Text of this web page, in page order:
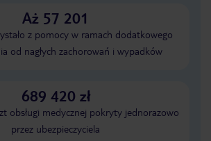
Aż 57 201
z pomocy w ramach dodatkowego
od nagłych zachorowań i wypadków
689 420 zł
obsługi medycznej pokryty jednorazowo
przez ubezpieczyciela